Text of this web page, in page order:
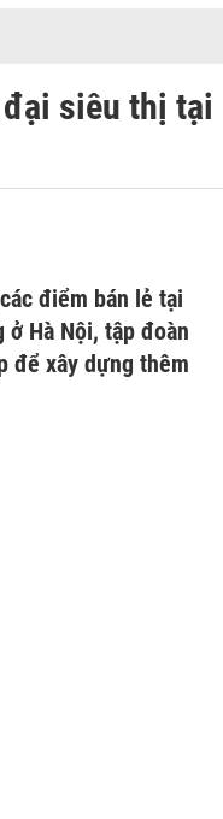
siêu thị tại
điểm bán lẻ tại
Hà Nội, tập đoàn
để xây dựng thêm